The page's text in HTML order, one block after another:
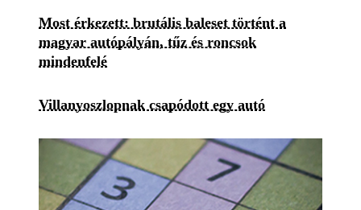
Most érkezett: brutális baleset történt a
magyar autópályán, tűz és roncsok
mindenfelé
Villanyoszlopnak csapódott egy autó